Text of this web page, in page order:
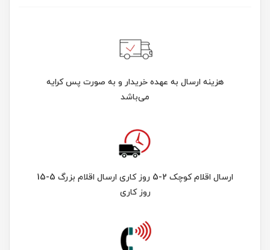
هزینه ارسال به عهده خریدار و به صورت پس کرایه
می‌باشد
ارسال اقلام کوچک 2-5 روز کاری ارسال اقلام بزرگ 5-15
روز کاری